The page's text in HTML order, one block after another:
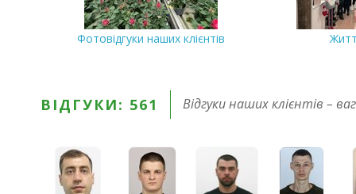
Фотовідгуки наших клієнтів
ВІДГУКИ: 561 Відгуки наших клієнтів –